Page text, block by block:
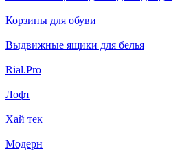
Корзины для обуви
Выдвижные ящики для белья
Rial.Pro
Лофт
Хай тек
Модерн